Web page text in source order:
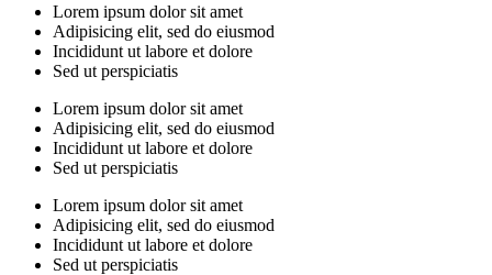
Lorem ipsum dolor sit amet
Adipisicing elit, sed do eiusmod
Incididunt ut labore et dolore
Sed ut perspiciatis
Lorem ipsum dolor sit amet
Adipisicing elit, sed do eiusmod
Incididunt ut labore et dolore
Sed ut perspiciatis
Lorem ipsum dolor sit amet
Adipisicing elit, sed do eiusmod
Incididunt ut labore et dolore
Sed ut perspiciatis